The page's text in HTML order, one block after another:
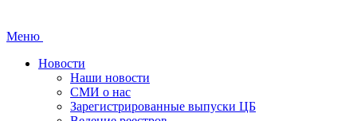
Меню
Новости
Наши новости
СМИ о нас
Зарегистрированные выпуски ЦБ